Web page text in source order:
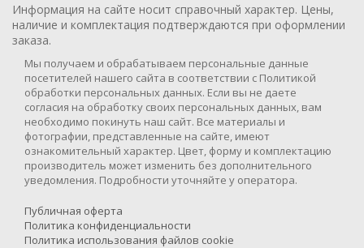
Информация на сайте носит справочный характер. Цены,
наличие и комплектация подтверждаются при оформлении
заказа.
Мы получаем и обрабатываем персональные данные
посетителей нашего сайта в соответствии с Политикой
обработки персональных данных. Если вы не даете
согласия на обработку своих персональных данных, вам
необходимо покинуть наш сайт. Все материалы и
фотографии, представленные на сайте, имеют
ознакомительный характер. Цвет, форму и комплектацию
производитель может изменить без дополнительного
уведомления. Подробности уточняйте у оператора.
Публичная оферта
Политика конфиденциальности
Политика использования файлов cookie